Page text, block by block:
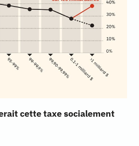
cette taxe socialement